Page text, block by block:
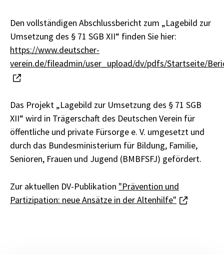
Den vollständigen Abschlussbericht zum „Lagebild zur
Umsetzung des § 71 SGB XII“ finden Sie hier:
https://www.deutscher-
verein.de/fileadmin/user_upload/dv/pdfs/Startseite/
Das Projekt „Lagebild zur Umsetzung des § 71 SGB
XII“ wird in Trägerschaft des Deutschen Verein für
öffentliche und private Fürsorge e. V. umgesetzt und
durch das Bundesministerium für Bildung, Familie,
Senioren, Frauen und Jugend (BMBFSFJ) gefördert.
Zur aktuellen DV-Publikation "Prävention und
Partizipation: neue Ansätze in der Altenhilfe"